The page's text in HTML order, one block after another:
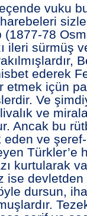
vuku
(1877-78
ileri sürmüş
ederek
etmek içün
Ve
ve
Ancak bu
ve şeref-
Türkler’e
kurtularak
ise
dursun,